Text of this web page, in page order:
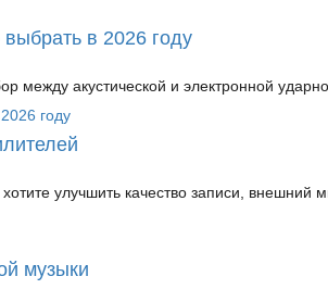
в 2026 году
акустической и электронной
улучшить качество записи,
музыки